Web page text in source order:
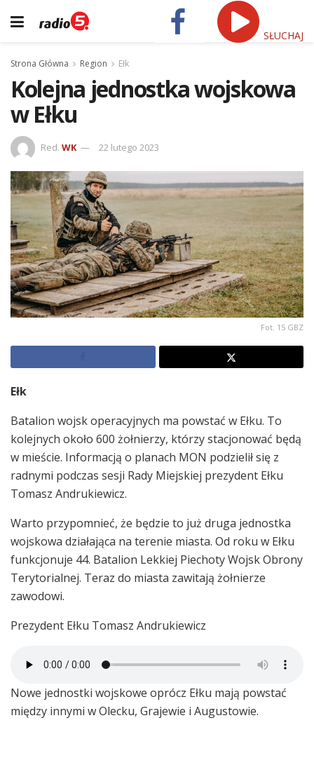
SŁUCHAJ
Strona Główna Region Ełk
Kolejna jednostka wojskowa
w Ełku
Red. WK 22 lutego 2023
Fot. 15 GBZ
Ełk
Batalion wojsk operacyjnych ma powstać w Ełku. To
kolejnych około 600 żołnierzy, którzy stacjonować będą
w mieście. Informacją o planach MON podzielił się z
radnymi podczas sesji Rady Miejskiej prezydent Ełku
Tomasz Andrukiewicz.
Warto przypomnieć, że będzie to już druga jednostka
wojskowa działająca na terenie miasta. Od roku w Ełku
funkcjonuje 44. Batalion Lekkiej Piechoty Wojsk Obrony
Terytorialnej. Teraz do miasta zawitają żołnierze
zawodowi.
Prezydent Ełku Tomasz Andrukiewicz
Nowe jednostki wojskowe oprócz Ełku mają powstać
między innymi w Olecku, Grajewie i Augustowie.